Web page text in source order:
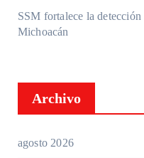
SSM fortalece la
Michoacán
Archivo
agosto 2026